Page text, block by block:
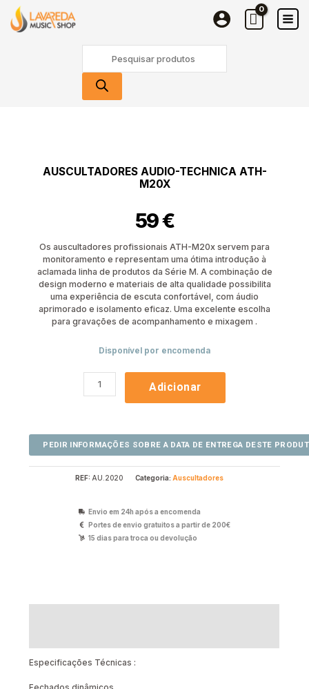
content
search
AUSCULTADORES AUDIO-TECHNICA ATH-
M20X
59€
Os auscultadores profissionais ATH-M20x servem para
monitoramento e representam uma ótima introdução à
aclamada linha de produtos da Série M. A combinação de
design moderno e materiais de alta qualidade possibilita
uma experiência de escuta confortável, com áudio
aprimorado e isolamento eficaz. Uma excelente escolha
para gravações de acompanhamento e mixagem .
Disponível por encomenda
Audio-
Technica
Adicionar
REF: AU.2020 Categoria: Auscultadores
Envio em 24h após a encomenda
Portes de envio gratuitos a partir de 200€
15 dias para troca ou devolução
Especificações Técnicas :